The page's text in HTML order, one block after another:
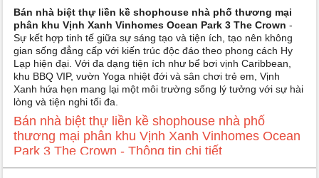
Bán nhà biệt thự liền kề shophouse nhà phố thương mại
phân khu Vịnh Xanh Vinhomes Ocean Park 3 The Crown-
Sự kết hợp tinh tế giữa sự sáng tạo và tiện ích, tạo nên không
gian sống đẳng cấp với kiến trúc độc đáo theo phong cách Hy
Lạp hiện đại. Với đa dạng tiện ích như bể bơi vịnh Caribbean,
khu BBQ VIP, vườn Yoga nhiệt đới và sân chơi trẻ em, Vịnh
Xanh hứa hẹn mang lại một môi trường sống lý tưởng với sự hài
lòng và tiện nghi tối đa.
Bán nhà biệt thự liền kề shophouse nhà phố
thương mại phân khu Vịnh Xanh Vinhomes Ocean
Park 3 The Crown - Thông tin chi tiết